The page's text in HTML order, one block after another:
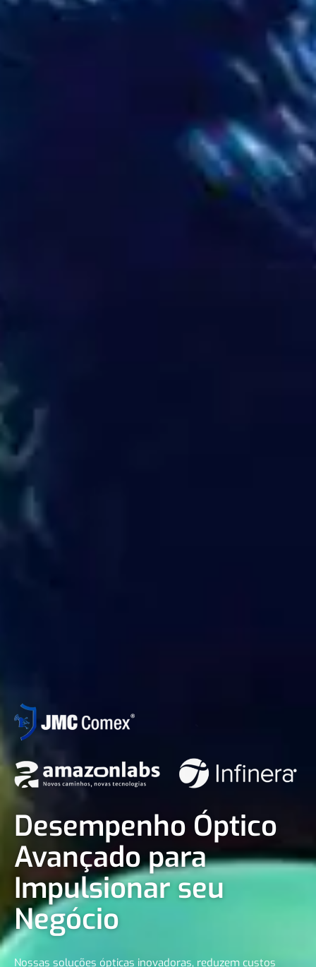
Desempenho Óptico
Avançado para
Impulsionar seu
Negócio
Nossas soluções ópticas inovadoras, reduzem custos